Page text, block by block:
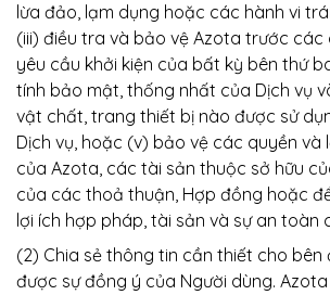
lừa đảo, lạm dụng hoặc các hành vi
(iii) điều tra và bảo vệ Azota trước
yêu cầu khởi kiện của bất kỳ bên thứ
tính bảo mật, thống nhất của Dịch vụ
vật chất, trang thiết bị nào được sử
Dịch vụ, hoặc (v) bảo vệ các quyền và
của Azota, các tài sản thuộc sở hữu
của các thoả thuận, Hợp đồng hoặc
lợi ích hợp pháp, tài sản và sự an toàn
(2) Chia sẻ thông tin cần thiết cho bên
được sự đồng ý của Người dùng.